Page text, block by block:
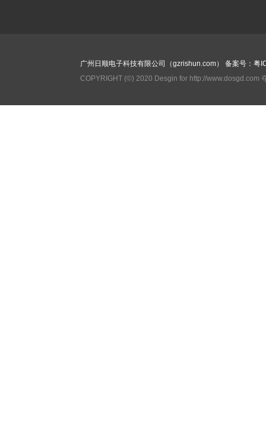
广州日顺电子科技有限公司（gzrishun.com） 备案号：粤
COPYRIGHT (©) 2020 Desgin for http://www.dosgd.com